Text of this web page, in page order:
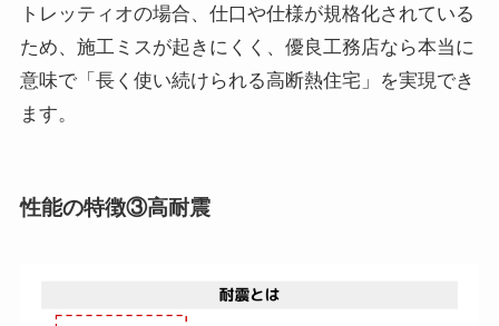
トレッティオの場合、仕口や仕様が規格化されている
ため、施工ミスが起きにくく、優良工務店なら本当に
意味で「長く使い続けられる高断熱住宅」を実現でき
ます。
性能の特徴③高耐震